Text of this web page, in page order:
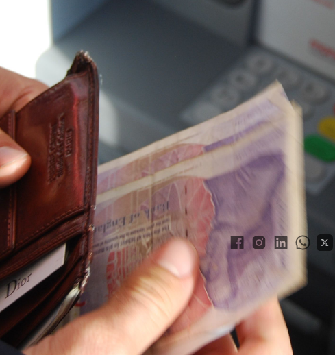
deve revolucionar setor
aumentar lucro do varejo
para GazzConecta
mais aguardado pelas instituições financeiras e
um divisor de águas no setor financeiro,
instantâneos criada pelo Banco Central
oficialmente em 16 de novembro, sendo que 980